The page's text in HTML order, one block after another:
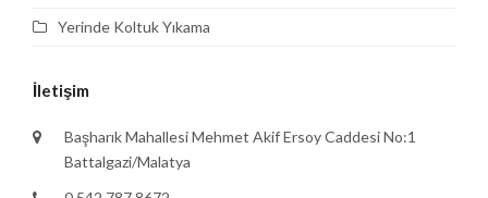
Yerinde Koltuk Yıkama
İletişim
Başharık Mahallesi Mehmet Akif Ersoy Caddesi No:1
Battalgazi/Malatya